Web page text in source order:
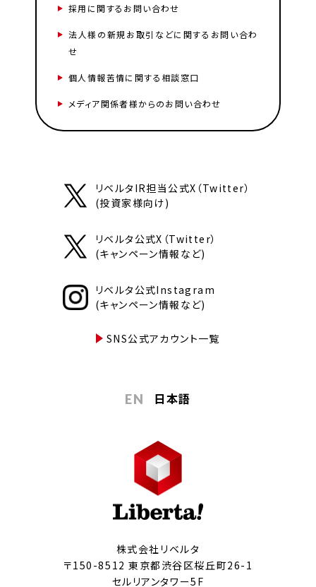
採用に関するお問い合わせ
法人様の新規お取引などに関するお問い合わ
せ
個人情報苦情に関する相談窓口
メディア関係者様からのお問い合わせ
リベルタIR担当公式X（Twitter）
(投資家様向け)
リベルタ公式X（Twitter）
(キャンペーン情報など)
リベルタ公式Instagram
(キャンペーン情報など)
SNS公式アカウント一覧
EN 日本語
株式会社リベルタ
〒150-8512 東京都渋谷区桜丘町26-1
セルリアンタワー5F